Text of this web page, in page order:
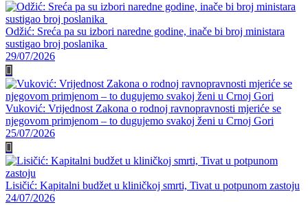
Odžić: Sreća pa su izbori naredne godine, inače bi broj ministara
sustigao broj poslanika
29/07/2026
Vuković: Vrijednost Zakona o rodnoj ravnopravnosti mjeriće se
njegovom primjenom – to dugujemo svakoj ženi u Crnoj Gori
25/07/2026
Lisičić: Kapitalni budžet u kliničkoj smrti, Tivat u potpunom zastoju
24/07/2026